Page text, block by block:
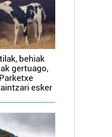
behiak
gertuago,
esker